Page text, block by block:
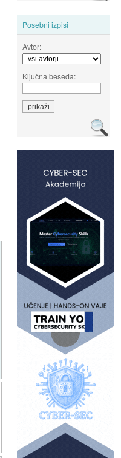
Posebni izpisi
Avtor:
Ključna beseda: